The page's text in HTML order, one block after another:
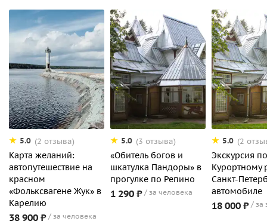
5.0 (2 отзыва)
Карта желаний:
автопутешествие на
красном
«Фольксвагене Жук» в
Карелию
38 900 ₽ за человека
5.0 (3 отзыва)
«Обитель богов и
шкатулка Пандоры» в
прогулке по Репино
1 290 ₽ за человека
5.0 (2
Экскурсия по
Курортному
Санкт-
автомобиле
18 000 ₽ за